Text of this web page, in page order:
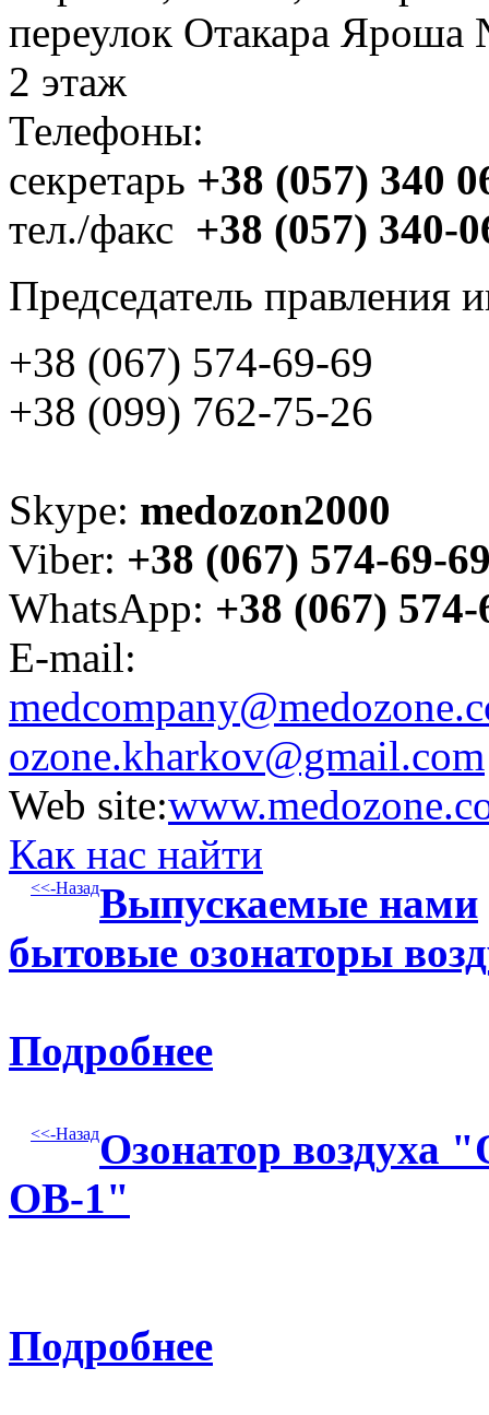
переулок Отакара
2 этаж
Телефоны:
секретарь +38 (057) 340
тел./факс +38 (057) 340-
Председатель правления
+38 (067) 574-69-69
+38 (099) 762-75-26
Skype: medozon2000
Viber: +38 (067) 574-69-
WhatsApp: +38 (067)
E-mail:
ozone.kharkov@gmail.com
Web site:
Как нас найти
<<-НазадВыпускаемые нами
бытовые озонаторы
Подробнее
<<-НазадОзонатор воздуха
ОВ-1"
Подробнее